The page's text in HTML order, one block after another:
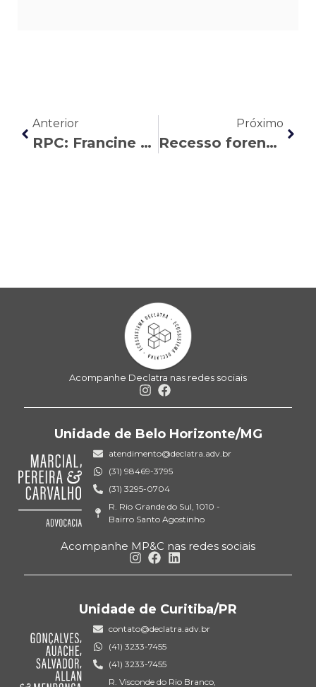
Anterior
RPC: Francine Cadó explica a Revisão da Vida Toda
Próximo
Recesso forense interrompe atividades dos escritórios
Acompanhe Declatra nas redes sociais
Unidade de Belo Horizonte/MG
atendimento@declatra.adv.br
(31) 98469-3795
(31) 3295-0704
R. Rio Grande do Sul, 1010 -
Bairro Santo Agostinho
Acompanhe MP&C nas redes sociais
Unidade de Curitiba/PR
contato@declatra.adv.br
(41) 3233-7455
(41) 3233-7455
R. Visconde do Rio Branco,